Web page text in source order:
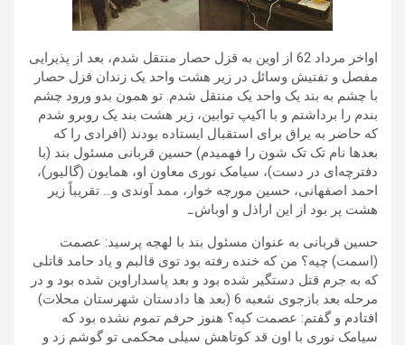
اواخر مرداد 62 از اوین به قزل حصار منتقل شدم، بعد از پذیرایی
مفصل و تفتیش وسائل در زیر هشت واحد یک زندان قزل حصار
با چشم به بند یک واحد یک منتقل شدم. تو همون بدو ورود چشم
بندم را برداشتم و با اکیپ توابین، زیر هشت بند یک روبرو شدم
که حاضر به یراق برای استقبال ایستاده بودند (افرادی را که
بعدها نام تک تک شون را فهمیدم) حسین قربانی مسئول بند (با
دفترچه‌ای در دست)، سیامک نوری معاون او، همایون (گالیور)،
احمد اصفهانی، حسین مورچه خوار، ممد آوندی و… تقریباً زیر
هشت پر بود از این اراذل و اوباش.ـ
حسین قربانی به عنوان مسئول بند با لهجه پرسید: عصمت
(اسمت) چیه؟ من که خنده رفته بود توی قالبم و یاد حامد قاتلی
که به جرم قتل دستگیر شده بود و بعد پاسداراوین شده بود و در
مرحله بعد بازجوی شعبه 6 (بعد ها دادستان شهرستان محلات)
افتادم و گفتم: عصمت کیه؟ هنوز حرفم تموم نشده بود که
سیامک نوری با اون قد کوتاهش سیلی محکمی تو گوشم زد و